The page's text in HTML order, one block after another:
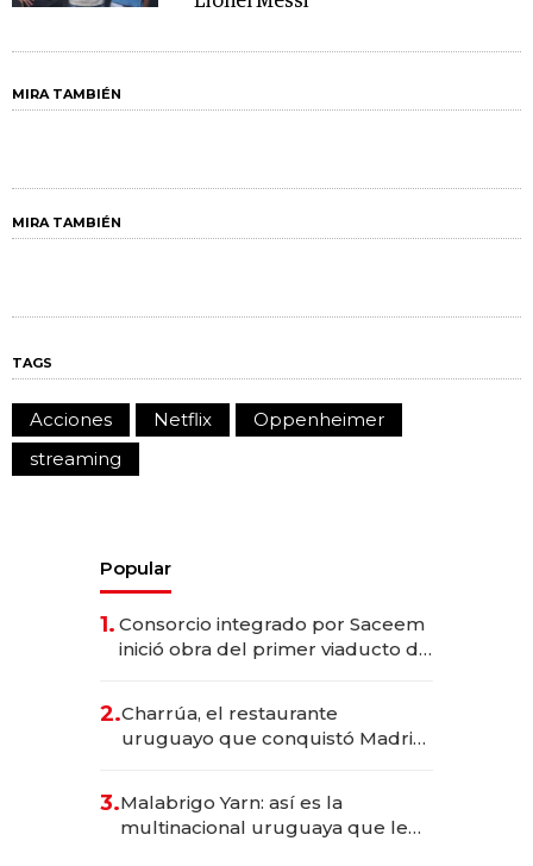
MIRA TAMBIÉN
MIRA TAMBIÉN
TAGS
Acciones Netflix
Oppenheimer
streaming
Popular
1. Consorcio integrado por Saceem
inició obra del primer viaducto de
millones
2.Charrúa, el restaurante
uruguayo que conquistó Madrid:
anticipación y prepara apertura
3.Malabrigo Yarn: así es la
multinacional uruguaya que le